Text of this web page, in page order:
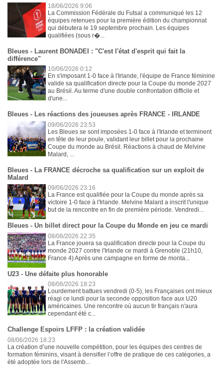
18/06/2026 9:06
La Commission Fédérale du Futsal a communiqué les 12
équipes retenues pour la première édition du championnat
qui débutera le 19 septembre prochain. Les équipes
qualifiées (sous r�...
Bleues - Laurent BONADEI : "C'est l'état d'esprit qui fait la
différence"
10/06/2026 0:12
En s'imposant 1-0 face à l'Irlande, l'équipe de France féminine
valide sa qualification directe pour la Coupe du monde 2027
au Brésil. Au terme d'une double confrontation difficile et
d'une...
Bleues - Les réactions des joueuses après FRANCE - IRLANDE
09/06/2026 23:53
Les Bleues se sont imposées 1-0 face à l'Irlande et terminent
en tête de leur poule, validant leur billet pour la prochaine
Coupe du monde au Brésil. Réactions à chaud de Melvine
Malard, ...
Bleues - La FRANCE décroche sa qualification sur un exploit de
Malard
09/06/2026 23:16
La France est qualifiée pour la Coupe du monde après sa
victoire 1-0 face à l'Irlande. Melvine Malard a inscrit l'unique
but de la rencontre en fin de première période. Vendredi...
Bleues - Un billet direct pour la Coupe du Monde en jeu ce mardi
08/06/2026 22:35
La France jouera sa qualification directe pour la Coupe du
monde 2027 contre l'Irlande ce mardi à Grenoble (21h10,
France 4) Après une campagne en forme de monta...
U23 - Une défaite plus honorable
08/06/2026 18:23
Lourdement battues vendredi (0-5), les Françaises ont mieux
réagi ce lundi pour la seconde opposition face aux U20
américaines. Une rencontre où aucun tir français n'aura
cependant été c...
Challenge Espoirs LFFP : la création validée
08/06/2026 18:23
La création d’une nouvelle compétition, pour les équipes des centres de
formation féminins, visant à densifier l’offre de pratique de ces catégories, a
été adoptée lors de l'Assemb...